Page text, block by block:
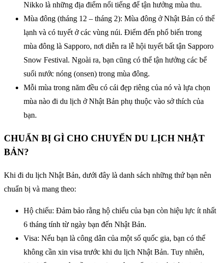
Nikko là những địa điểm nổi tiếng để tận hưởng mùa thu.
Mùa đông (tháng 12 – tháng 2): Mùa đông ở Nhật Bản có thể
lạnh và có tuyết ở các vùng núi. Điểm đến phổ biến trong
mùa đông là Sapporo, nơi diễn ra lễ hội tuyết bất tận Sapporo
Snow Festival. Ngoài ra, bạn cũng có thể tận hưởng các bể
suối nước nóng (onsen) trong mùa đông.
Mỗi mùa trong năm đều có cái đẹp riêng của nó và lựa chọn
mùa nào đi du lịch ở Nhật Bản phụ thuộc vào sở thích của
bạn.
CHUẨN BỊ GÌ CHO CHUYẾN DU LỊCH NHẬT
BẢN?
Khi đi du lịch Nhật Bản, dưới đây là danh sách những thứ bạn nên
chuẩn bị và mang theo:
Hộ chiếu: Đảm bảo rằng hộ chiếu của bạn còn hiệu lực ít nhất
6 tháng tính từ ngày bạn đến Nhật Bản.
Visa: Nếu bạn là công dân của một số quốc gia, bạn có thể
không cần xin visa trước khi du lịch Nhật Bản. Tuy nhiên,